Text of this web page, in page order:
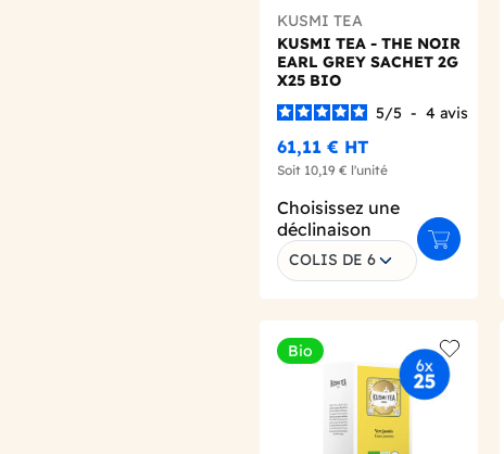
KUSMI TEA
KUSMI TEA - THE NOIR
EARL GREY SACHET 2G
X25 BIO
5/5 - 4 avis
61,11 € HT
Soit 10,19 € l'unité
Choisissez une
déclinaison
COLIS DE 6
Ajouter
Bio
Add to